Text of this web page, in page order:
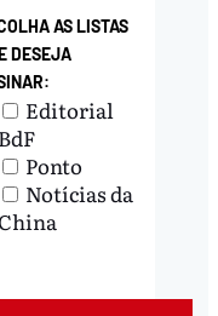
AS LISTAS
DESEJA
Editorial
BdF
Ponto
Notícias da